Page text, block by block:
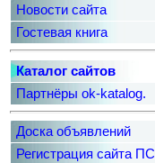
Новости сайта
Гостевая книга
Каталог сайтов
Партнёры ok-katalog.
Доска объявлений
Регистрация сайта ПС